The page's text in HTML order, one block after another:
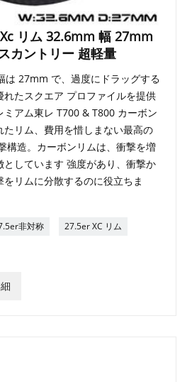
リム 32.6mm 幅 27mm
カントリー 超軽量
は 27mm で、過度にドラッグする
れたスクエア プロファイルを提供
ミアム東レ T700 & T800 カーボン
たリム、費用を惜しまない最高の
構造。カーボンリムは、衝撃を増
しています 強度があり、衝撃か
リムに分散するのに役立ちま
非対称 27.5er XC リム